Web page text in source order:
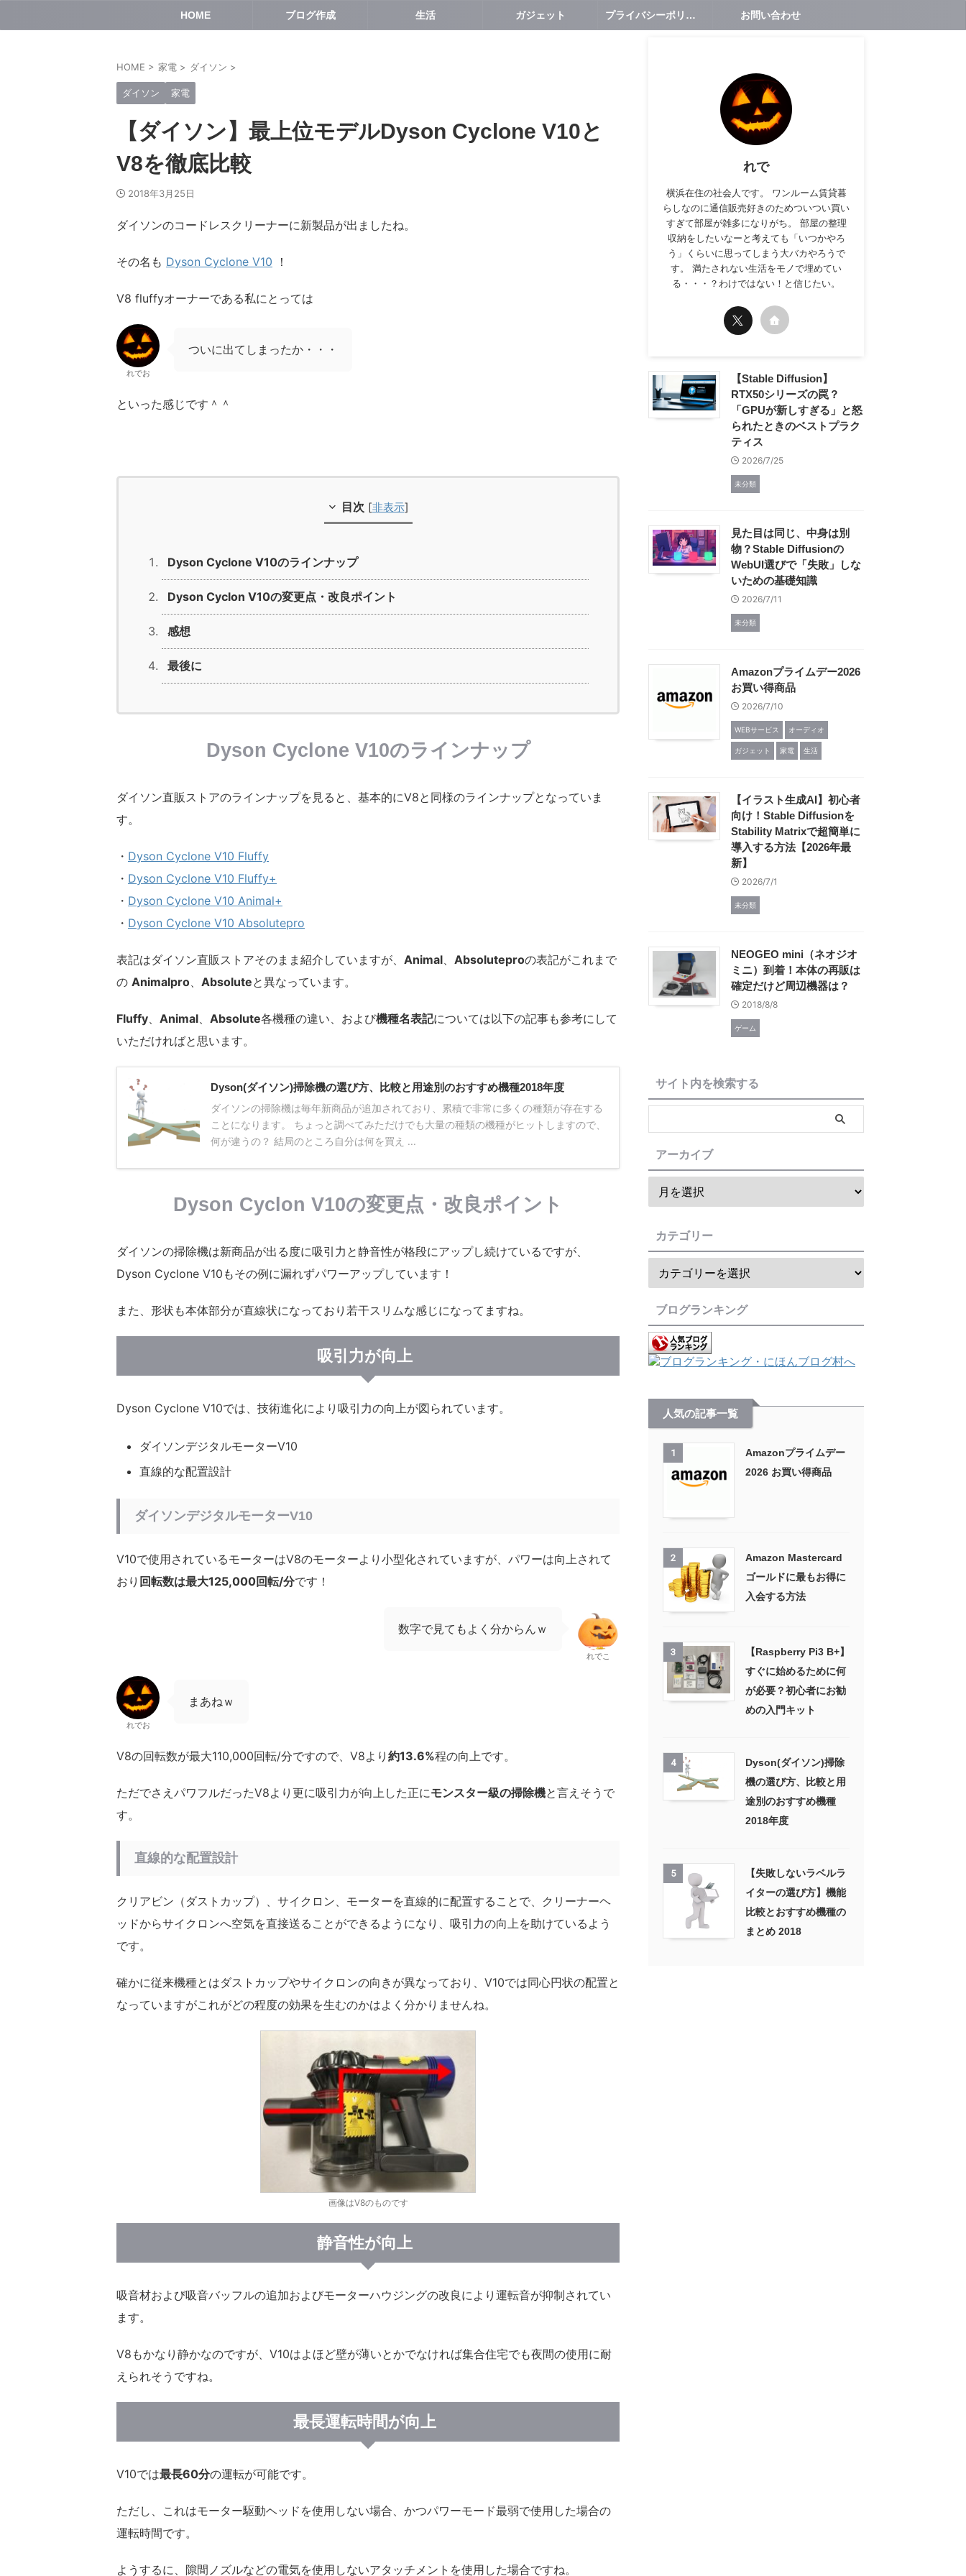
HOME ブログ作成 生活 ガジェット プライバシーポリシー お問い合わせ
HOME > 家電 > ダイソン >
ダイソン 家電
【ダイソン】最上位モデルDyson Cyclone V10と
V8を徹底比較
2018年3月25日
ダイソンのコードレスクリーナーに新製品が出ましたね。
その名も Dyson Cyclone V10 ！
V8 fluffyオーナーである私にとっては
れでお
ついに出てしまったか・・・
といった感じです＾＾
目次 [非表示]
Dyson Cyclone V10のラインナップ
Dyson Cyclon V10の変更点・改良ポイント
感想
最後に
Dyson Cyclone V10のラインナップ
ダイソン直販ストアのラインナップを見ると、基本的にV8と同様のラインナップとなっていま
す。
・ Dyson Cyclone V10 Fluffy
・ Dyson Cyclone V10 Fluffy+
・ Dyson Cyclone V10 Animal+
・ Dyson Cyclone V10 Absolutepro
表記はダイソン直販ストアそのまま紹介していますが、 Animal、 Absoluteproの表記がこれまで
の Animalpro、 Absoluteと異なっています。
Fluffy、 Animal、 Absolute各機種の違い、および機種名表記については以下の記事も参考にして
いただければと思います。
Dyson(ダイソン)掃除機の選び方、比較と用途別のおすすめ機種2018年度
ダイソンの掃除機は毎年新商品が追加されており、累積で非常に多くの種類が存在する
ことになります。 ちょっと調べてみただけでも大量の種類の機種がヒットしますので、
何が違うの？ 結局のところ自分は何を買え ...
Dyson Cyclon V10の変更点・改良ポイント
ダイソンの掃除機は新商品が出る度に吸引力と静音性が格段にアップし続けているですが、
Dyson Cyclone V10もその例に漏れずパワーアップしています！
また、形状も本体部分が直線状になっており若干スリムな感じになってますね。
吸引力が向上
Dyson Cyclone V10では、技術進化により吸引力の向上が図られています。
ダイソンデジタルモーターV10
直線的な配置設計
ダイソンデジタルモーターV10
V10で使用されているモーターはV8のモーターより小型化されていますが、パワーは向上されて
おり 回転数は最大125,000回転/分です！
数字で見てもよく分からんｗ
れでこ
れでお
まあねｗ
V8の回転数が最大110,000回転/分ですので、V8より 約13.6%程の向上です。
ただでさえパワフルだったV8より更に吸引力が向上した正にモンスター級の掃除機と言えそうで
す。
直線的な配置設計
クリアビン（ダストカップ）、サイクロン、モーターを直線的に配置することで、クリーナーヘ
ッドからサイクロンへ空気を直接送ることができるようになり、吸引力の向上を助けているよう
です。
確かに従来機種とはダストカップやサイクロンの向きが異なっており、V10では同心円状の配置と
なっていますがこれがどの程度の効果を生むのかはよく分かりませんね。
画像はV8のものです
静音性が向上
吸音材および吸音バッフルの追加およびモーターハウジングの改良により運転音が抑制されてい
ます。
V8もかなり静かなのですが、V10はよほど壁が薄いとかでなければ集合住宅でも夜間の使用に耐
えられそうですね。
最長運転時間が向上
V10では最長60分の運転が可能です。
ただし、これはモーター駆動ヘッドを使用しない場合、かつパワーモード最弱で使用した場合の
運転時間です。
ようするに、隙間ノズルなどの電気を使用しないアタッチメントを使用した場合ですね。
れで
横浜在住の社会人です。 ワンルーム賃貸暮
らしなのに通信販売好きのためついつい買い
すぎて部屋が雑多になりがち。 部屋の整理
収納をしたいなーと考えても「いつかやろ
う」くらいに思ってしまう大バカやろうで
す。 満たされない生活をモノで埋めてい
る・・・？わけではない！と信じたい。
【Stable Diffusion】
RTX50シリーズの罠？
「GPUが新しすぎる」と怒
られたときのベストプラク
ティス
2026/7/25
未分類
見た目は同じ、中身は別
物？Stable Diffusionの
WebUI選びで「失敗」しな
いための基礎知識
2026/7/11
未分類
Amazonプライムデー2026
お買い得商品
2026/7/10
WEBサービス オーディオ
ガジェット 家電 生活
【イラスト生成AI】初心者
向け！Stable Diffusionを
Stability Matrixで超簡単に
導入する方法【2026年最
新】
2026/7/1
未分類
NEOGEO mini（ネオジオ
ミニ）到着！本体の再販は
確定だけど周辺機器は？
2018/8/8
ゲーム
サイト内を検索する
アーカイブ
カテゴリー
ブログランキング
人気の記事一覧
1
Amazonプライムデー
2026 お買い得商品
2
Amazon Mastercard
ゴールドに最もお得に
入会する方法
3
【Raspberry Pi3 B+】
すぐに始めるために何
が必要？初心者にお勧
めの入門キット
4
Dyson(ダイソン)掃除
機の選び方、比較と用
途別のおすすめ機種
2018年度
5
【失敗しないラベルラ
イターの選び方】機能
比較とおすすめ機種の
まとめ 2018